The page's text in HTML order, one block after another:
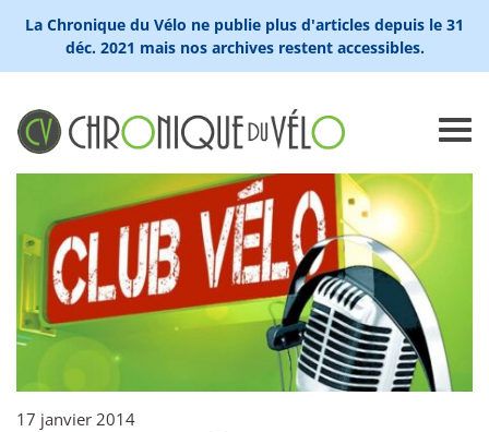
La Chronique du Vélo ne publie plus d'articles depuis le 31
déc. 2021 mais nos archives restent accessibles.
17 janvier 2014